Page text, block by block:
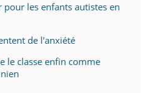
les enfants autistes en
de l'anxiété
le classe enfin comme